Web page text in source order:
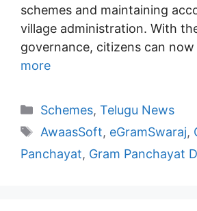
schemes and maintaining
village administration. With
governance, citizens can
more
Categories
Schemes, Telugu News
Tags
AwaasSoft, eGramSwaraj,
Panchayat, Gram Panchayat